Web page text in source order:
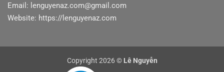
Email: lenguyenaz.com@gmail.com
Website: https://lenguyenaz.com
Copyright 2026 © Lê Nguyễn